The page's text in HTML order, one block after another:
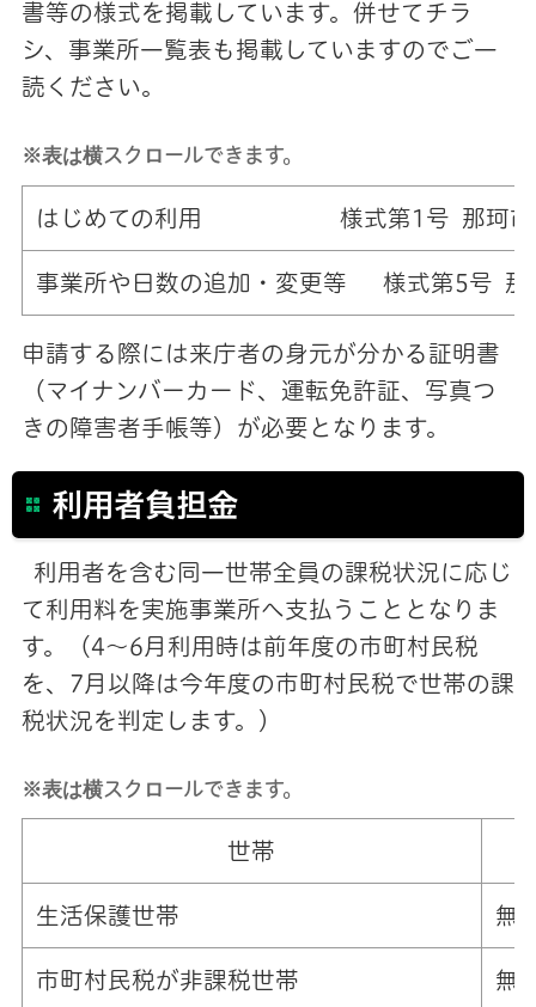
書等の様式を掲載しています。併せてチラ
シ、事業所一覧表も掲載していますのでご一
読ください。
※表は横スクロールできます。
はじめての利用 様式第1号 那珂市障が
事業所や日数の追加・変更等 様式第5号 那
申請する際には来庁者の身元が分かる証明書
（マイナンバーカード、運転免許証、写真つ
きの障害者手帳等）が必要となります。
利用者負担金
利用者を含む同一世帯全員の課税状況に応じ
て利用料を実施事業所へ支払うこととなりま
す。（4～6月利用時は前年度の市町村民税
を、7月以降は今年度の市町村民税で世帯の課
税状況を判定します。）
※表は横スクロールできます。
世帯
生活保護世帯 無
市町村民税が非課税世帯 無